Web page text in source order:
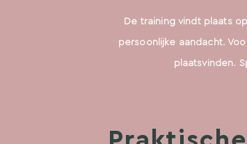
De training vindt plaats
persoonlijke aandacht.
plaatsvinden.